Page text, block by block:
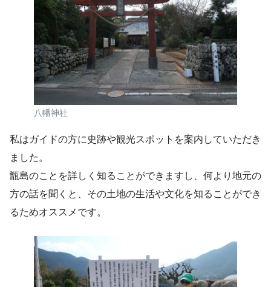
八幡神社
私はガイドの方に史跡や観光スポットを案内していただき
ました。
甑島のことを詳しく知ることができますし、何より地元の
方の話を聞くと、その土地の生活や文化を知ることができ
るためオススメです。